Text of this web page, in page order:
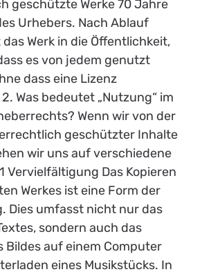
geschützte Werke 70 Jahre
Urhebers. Nach Ablauf
Werk in die Öffentlichkeit,
es von jedem genutzt
dass eine Lizenz
Was bedeutet „Nutzung“ im
Wenn wir von der
geschützter Inhalte
wir uns auf verschiedene
Vervielfältigung Das Kopieren
Werkes ist eine Form der
Dies umfasst nicht nur das
sondern auch das
Bildes auf einem Computer
eines Musikstücks. In